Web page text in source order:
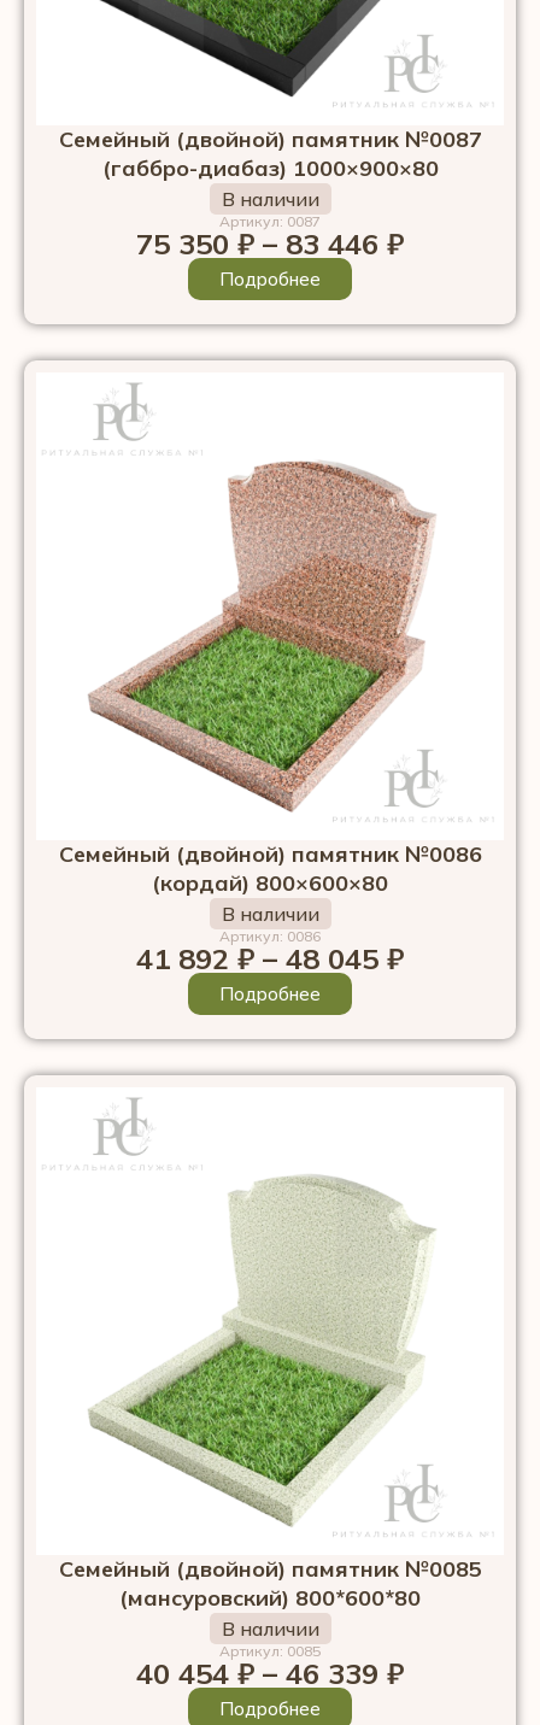
Семейный (двойной) памятник №0087
(габбро-диабаз) 1000×900×80
В наличии
Артикул: 0087
75 350 ₽ – 83 446 ₽
Подробнее
Семейный (двойной) памятник №0086
(кордай) 800×600×80
В наличии
Артикул: 0086
41 892 ₽ – 48 045 ₽
Подробнее
Семейный (двойной) памятник №0085
(мансуровский) 800*600*80
В наличии
Артикул: 0085
40 454 ₽ – 46 339 ₽
Подробнее